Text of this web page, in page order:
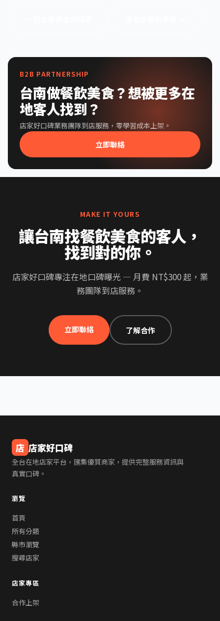
B2B PARTNERSHIP
台南做餐飲美食？想被更多在
地客人找到？
店家好口碑業務團隊到店服務，零學習成本上架。
立即聯絡
MAKE IT YOURS
讓台南找餐飲美食的客人，
找到對的你。
店家好口碑專注在地口碑曝光 — 月費 NT$300 起，業
務團隊到店服務。
立即聯絡 了解合作
店 店家好口碑
全台在地店家平台，匯集優質商家，提供完整服務資訊與
真實口碑。
瀏覽
首頁
所有分類
縣市瀏覽
搜尋店家
店家專區
合作上架